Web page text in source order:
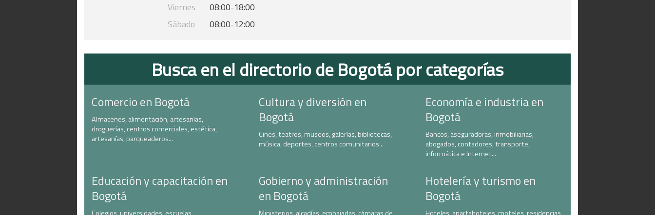
Viernes
08:00-18:00
Sábado
08:00-12:00
Busca en el directorio de Bogotá por categorías
Comercio en Bogotá
Almacenes, alimentación, artesanías,
droguerías, centros comerciales, estética,
artesanías, parqueaderos...
Cultura y diversión en
Bogotá
Cines, teatros, museos, galerías, bibliotecas,
música, deportes, centros comunitarios...
Economía e industria en
Bogotá
Bancos, aseguradoras, inmobiliarias,
abogados, contadores, transporte,
informática e Internet...
Educación y capacitación en
Bogotá
Gobierno y administración
en Bogotá
Hotelería y turismo en
Bogotá